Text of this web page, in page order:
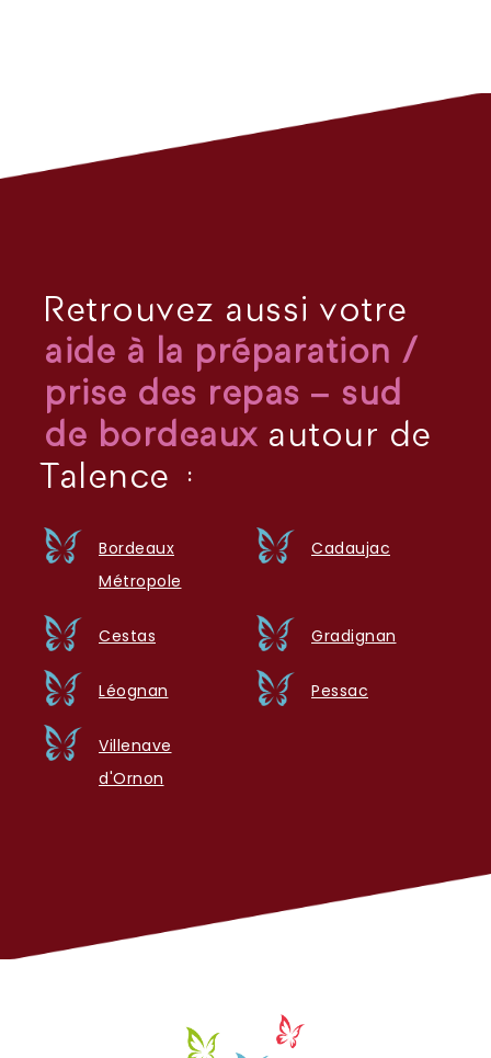
Retrouvez aussi votre
aide à la préparation /
prise des repas – sud
de bordeauxautour de
Talence :
Bordeaux
Métropole
Cadaujac
Cestas Gradignan
Léognan Pessac
Villenave
d'Ornon